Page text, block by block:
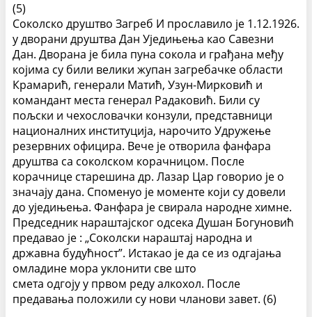
(5)
Соколско друштво Загреб И прославило је 1.12.1926.
у дворани друштва Дан Уједињења као Савезни
Дан. Дворана је била пуна сокола и грађана међу
којима су били велики жупан загребачке области
Крамарић, генерали Матић, Узун-Мирковић и
командант места генерал Радаковић. Били су
пољски и чехословачки конзули, представници
националних институција, нарочито Удружење
резервних официра. Вече је отворила фанфара
друштва са соколском корачницом. После
корачнице старешина др. Лазар Цар говорио је о
значају дана. Споменуо је моменте који су довели
до уједињења. Фанфара је свирала народне химне.
Председник нараштајског одсека Душан Богуновић
предавао је : „Соколски нараштај народна и
државна будућност”. Истакао је да се из одгајања
омладине мора уклонити све што
смета одгоју у првом реду алкохол. После
предавања положили су нови чланови завет. (6)